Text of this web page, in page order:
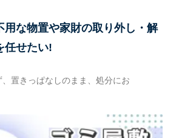
用な物置や家財の取り外し・解
任せたい!
置きっぱなしのまま、処分にお